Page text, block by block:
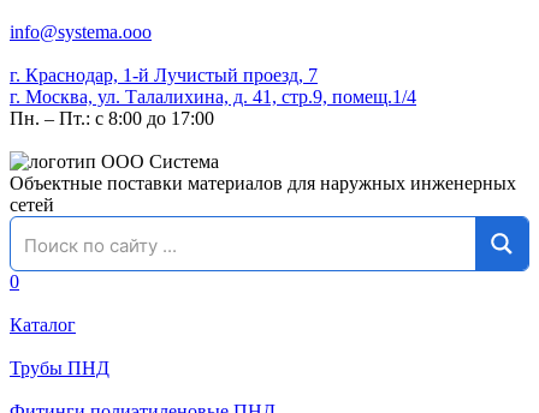
info@systema.ooo
г. Краснодар, 1-й Лучистый проезд, 7
г. Москва, ул. Талалихина, д. 41, стр.9, помещ.1/4
Пн. – Пт.: с 8:00 до 17:00
Объектные поставки материалов для наружных инженерных
сетей
0
Каталог
Трубы ПНД